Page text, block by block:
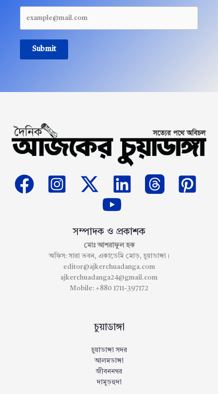
Submit
সম্পাদক ও প্রকাশক
মোঃ আশরাফুল হক
অফিস: সারা ভবন, একাডেমি মোড়, চুয়াডাঙ্গা।
editor@ajkerchuadanga.com
ajkerchuadanga24@gmail.com
Mobile: +880 1711-397172
চুয়াডাঙ্গা
চুয়াডাঙ্গা সদর
আলমডাঙ্গা
জীবননগর
দামুড়হুদা